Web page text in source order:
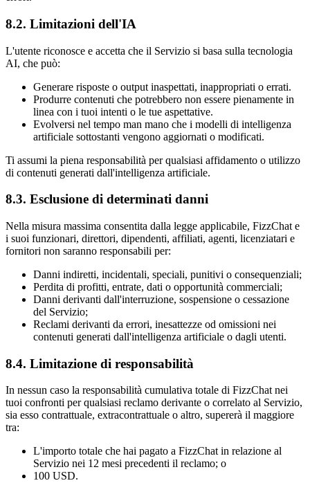
8.2. Limitazioni dell'IA
L'utente riconosce e accetta che il Servizio si basa sulla tecnologia
AI, che può:
Generare risposte o output inaspettati, inappropriati o errati.
Produrre contenuti che potrebbero non essere pienamente in
linea con i tuoi intenti o le tue aspettative.
Evolversi nel tempo man mano che i modelli di intelligenza
artificiale sottostanti vengono aggiornati o modificati.
Ti assumi la piena responsabilità per qualsiasi affidamento o utilizzo
di contenuti generati dall'intelligenza artificiale.
8.3. Esclusione di determinati danni
Nella misura massima consentita dalla legge applicabile, FizzChat e
i suoi funzionari, direttori, dipendenti, affiliati, agenti, licenziatari e
fornitori non saranno responsabili per:
Danni indiretti, incidentali, speciali, punitivi o consequenziali;
Perdita di profitti, entrate, dati o opportunità commerciali;
Danni derivanti dall'interruzione, sospensione o cessazione
del Servizio;
Reclami derivanti da errori, inesattezze od omissioni nei
contenuti generati dall'intelligenza artificiale o dagli utenti.
8.4. Limitazione di responsabilità
In nessun caso la responsabilità cumulativa totale di FizzChat nei
tuoi confronti per qualsiasi reclamo derivante o correlato al Servizio,
sia esso contrattuale, extracontrattuale o altro, supererà il maggiore
tra:
L'importo totale che hai pagato a FizzChat in relazione al
Servizio nei 12 mesi precedenti il ​​reclamo; o
100 USD.